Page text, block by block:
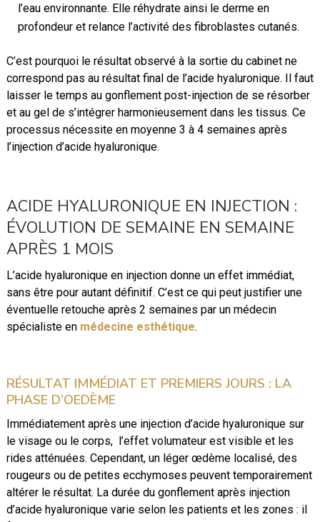
l’eau environnante. Elle réhydrate ainsi le derme en
profondeur et relance l’activité des fibroblastes cutanés.
C’est pourquoi le résultat observé à la sortie du cabinet ne
correspond pas au résultat final de l’acide hyaluronique. Il faut
laisser le temps au gonflement post-injection de se résorber
et au gel de s’intégrer harmonieusement dans les tissus. Ce
processus nécessite en moyenne 3 à 4 semaines après
l’injection d’acide hyaluronique.
ACIDE HYALURONIQUE EN INJECTION :
ÉVOLUTION DE SEMAINE EN SEMAINE
APRÈS 1 MOIS
L’acide hyaluronique en injection donne un effet immédiat,
sans être pour autant définitif. C’est ce qui peut justifier une
éventuelle retouche après 2 semaines par un médecin
spécialiste en médecine esthétique.
RÉSULTAT IMMÉDIAT ET PREMIERS JOURS : LA
PHASE D’OEDÈME
Immédiatement après une injection d’acide hyaluronique sur
le visage ou le corps, l’effet volumateur est visible et les
rides atténuées. Cependant, un léger œdème localisé, des
rougeurs ou de petites ecchymoses peuvent temporairement
altérer le résultat. La durée du gonflement après injection
d’acide hyaluronique varie selon les patients et les zones : il